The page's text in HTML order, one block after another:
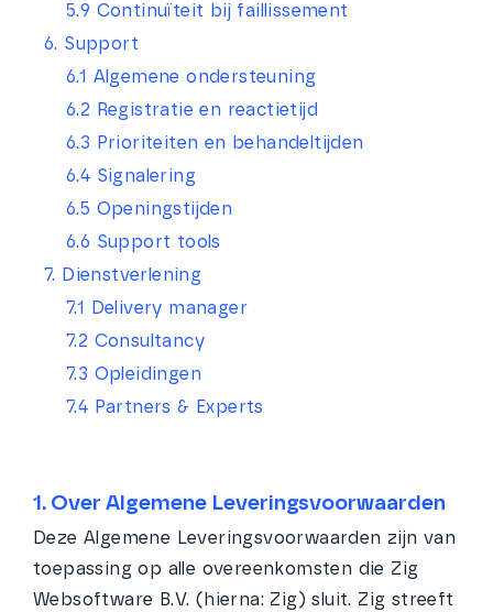
5.9 Continuïteit bij faillissement
6. Support
6.1 Algemene ondersteuning
6.2 Registratie en reactietijd
6.3 Prioriteiten en behandeltijden
6.4 Signalering
6.5 Openingstijden
6.6 Support tools
7. Dienstverlening
7.1 Delivery manager
7.2 Consultancy
7.3 Opleidingen
7.4 Partners & Experts
1. Over Algemene Leveringsvoorwaarden
Deze Algemene Leveringsvoorwaarden zijn van
toepassing op alle overeenkomsten die Zig
Websoftware B.V. (hierna: Zig) sluit. Zig streeft